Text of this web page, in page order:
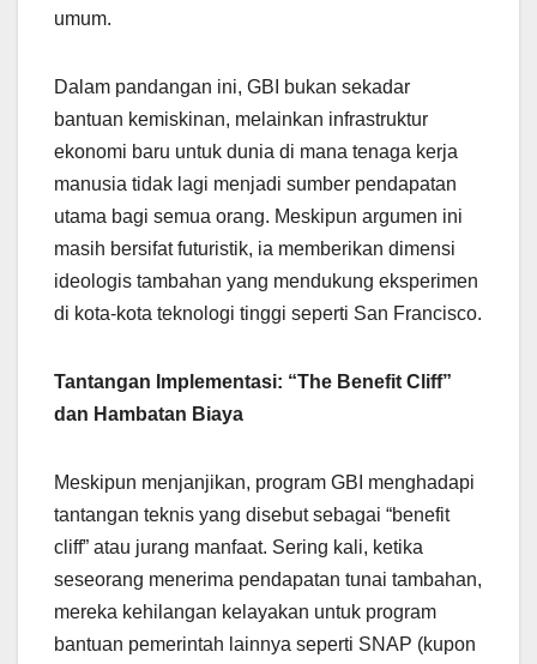
umum.
Dalam pandangan ini, GBI bukan sekadar
bantuan kemiskinan, melainkan infrastruktur
ekonomi baru untuk dunia di mana tenaga kerja
manusia tidak lagi menjadi sumber pendapatan
utama bagi semua orang. Meskipun argumen ini
masih bersifat futuristik, ia memberikan dimensi
ideologis tambahan yang mendukung eksperimen
di kota-kota teknologi tinggi seperti San Francisco.
Tantangan Implementasi: “The Benefit Cliff”
dan Hambatan Biaya
Meskipun menjanjikan, program GBI menghadapi
tantangan teknis yang disebut sebagai “benefit
cliff” atau jurang manfaat. Sering kali, ketika
seseorang menerima pendapatan tunai tambahan,
mereka kehilangan kelayakan untuk program
bantuan pemerintah lainnya seperti SNAP (kupon